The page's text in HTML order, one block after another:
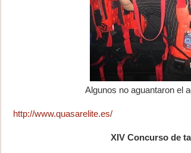
Algunos no aguantaron el
http://www.quasarelite.es/
XIV Concurso de